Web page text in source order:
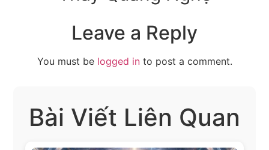
Leave a Reply
You must be logged into post a comment.
Bài Viết Liên Quan